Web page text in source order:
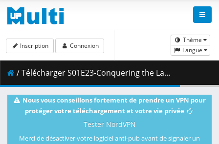
Thème
Langue
Inscription Connexion
/ Télécharger S01E23-Conquering the Labyrinth [E0AD321D].mkv.002 ( 281.26 MB )
Nous vous conseillons fortement de prendre un VPN pour
protéger votre téléchargement et votre vie privée
Tester NordVPN
Merci de désactiver votre logiciel anti-pub avant de signaler un